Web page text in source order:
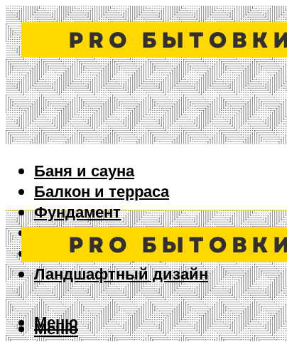
Баня и сауна
Балкон и терраса
Фундамент
Ворота и забор
Дизайн интерьера
Ландшафтный дизайн
Меню
Меню